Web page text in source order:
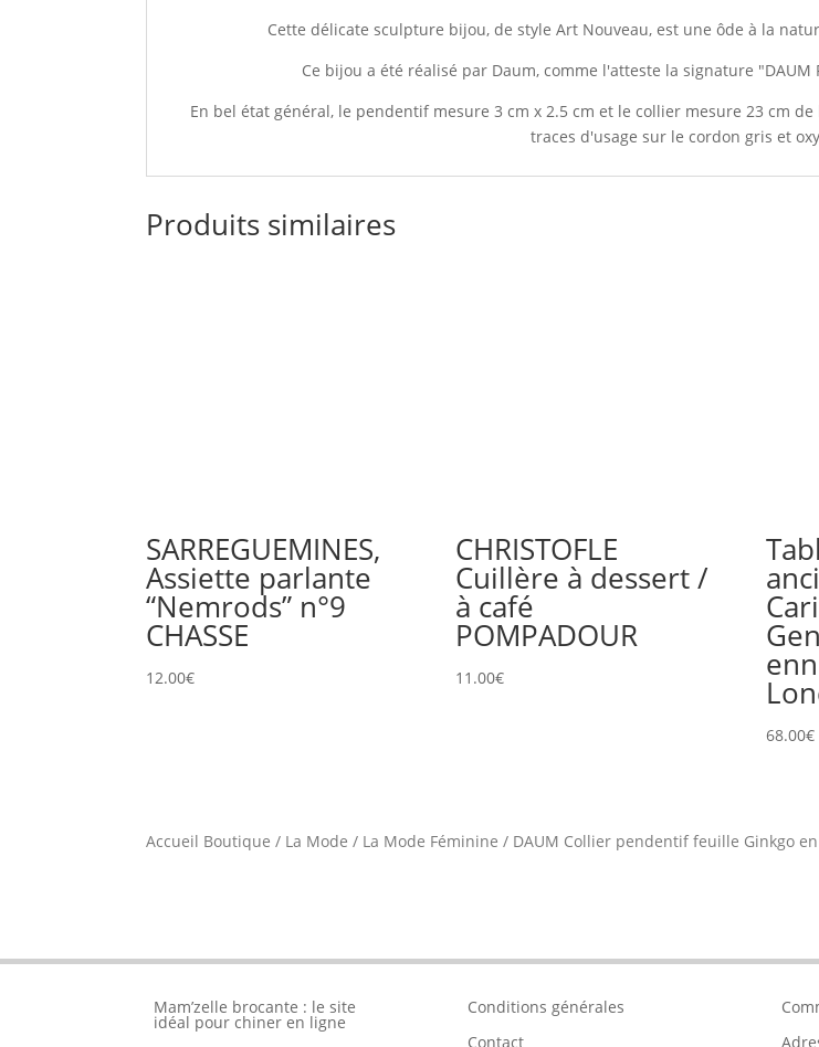
Cette délicate sculpture bijou, de style Art Nouveau, est une ôde à la
Ce bijou a été réalisé par Daum, comme l'atteste la signature "DAUM
En bel état général, le pendentif mesure 3 cm x 2.5 cm et le collier mesure 23 cm
traces d'usage sur le cordon gris et
Produits similaires
SARREGUEMINES,
Assiette parlante
“Nemrods” n°9
CHASSE
12.00€
CHRISTOFLE
Cuillère à dessert /
à café
POMPADOUR
11.00€
68.00€
Accueil Boutique / La Mode / La Mode Féminine / DAUM Collier pendentif feuille Ginkgo
Mam’zelle brocante : le site
idéal pour chiner en ligne
Conditions générales
Contact